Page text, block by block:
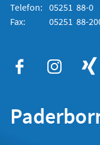
Telefon: 05251 88-0
Fax:
05251 88-